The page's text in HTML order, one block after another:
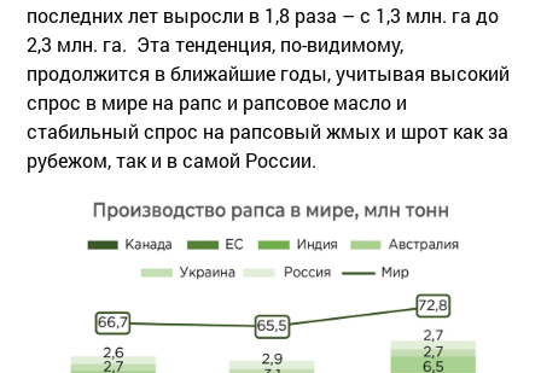
последних лет выросли в 1,8 раза – с 1,3 млн. га до
2,3 млн. га. Эта тенденция, по-видимому,
продолжится в ближайшие годы, учитывая высокий
спрос в мире на рапс и рапсовое масло и
стабильный спрос на рапсовый жмых и шрот как за
рубежом, так и в самой России.